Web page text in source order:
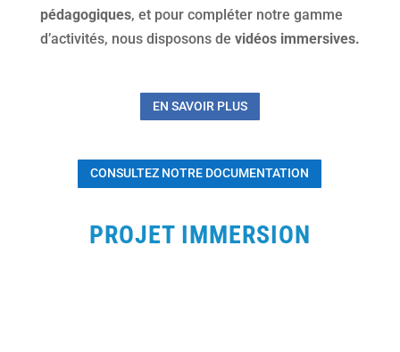
pédagogiques, et pour compléter notre gamme
d’activités, nous disposons de vidéos immersives.
EN SAVOIR PLUS
CONSULTEZ NOTRE DOCUMENTATION
PROJET IMMERSION